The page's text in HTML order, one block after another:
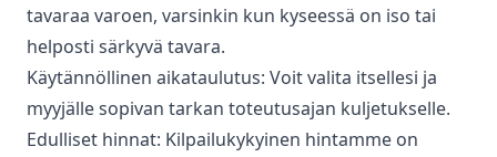
tavaraa varoen, varsinkin kun kyseessä on iso tai
helposti särkyvä tavara.
Käytännöllinen aikataulutus: Voit valita itsellesi ja
myyjälle sopivan tarkan toteutusajan kuljetukselle.
Edulliset hinnat: Kilpailukykyinen hintamme on